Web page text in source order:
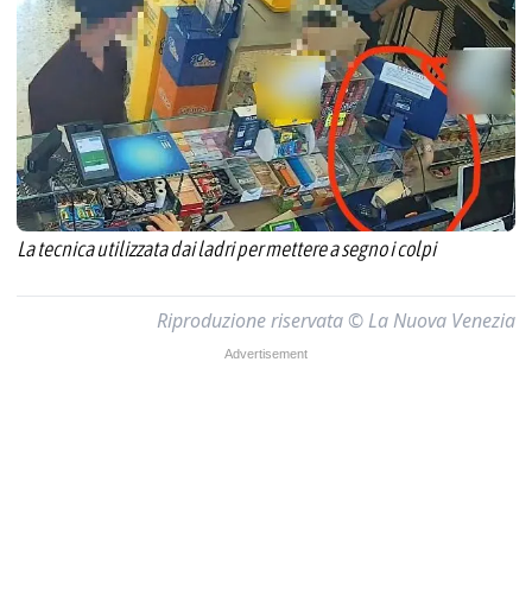
La tecnica utilizzata dai ladri per mettere a segno i colpi
Riproduzione riservata © La Nuova Venezia